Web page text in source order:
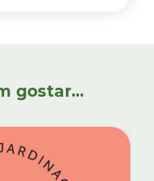
gostar...